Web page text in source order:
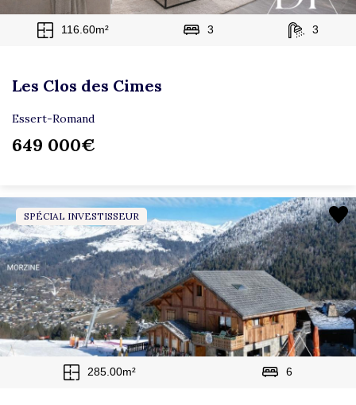
116.60m² 3 3
Les Clos des Cimes
Essert-Romand
649 000€
SPÉCIAL INVESTISSEUR
285.00m² 6